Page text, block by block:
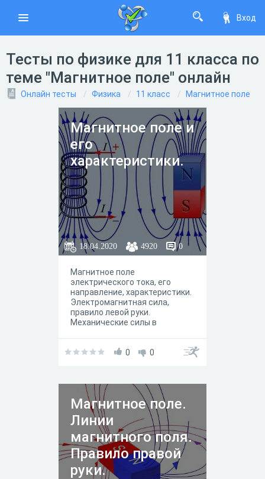
Вход
Тесты по физике для 11 класса по
теме "Магнитное поле" онлайн
Онлайн тесты Физика 11 класс Магнитное поле
Магнитное поле и
его
характеристики.
18.04.2020 4920 0
Магнитное поле
электрического тока, его
направление, характеристики.
Электромагнитная сила,
правило левой руки.
Механические силы в
0 0
Магнитное поле.
Линии
магнитного поля.
Правило правой
руки.